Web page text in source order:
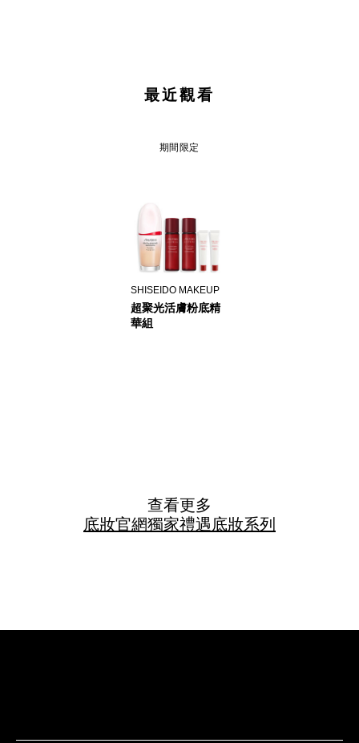
最近觀看
期間限定
SHISEIDO MAKEUP
超聚光活膚粉底精
華組
查看更多
底妝官網獨家禮遇底妝系列